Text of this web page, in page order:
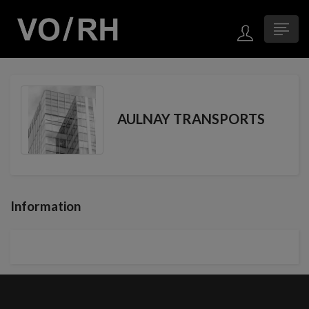
AULNAY TRANSPORTS
Information